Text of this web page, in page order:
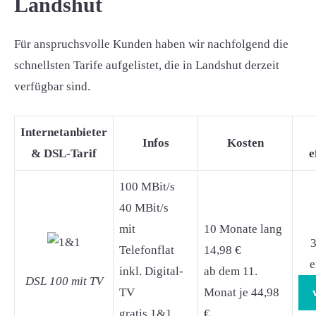
Für anspruchsvolle Kunden haben wir nachfolgend die
schnellsten Tarife aufgelistet, die in Landshut derzeit
verfügbar sind.
Internetanbieter
& DSL-Tarif
Infos Kosten
DSL 100 mit TV
100 MBit/s
40 MBit/s
mit
Telefonflat
inkl. Digital-
TV
gratis 1&1
10 Monate lang
14,98 €
ab dem 11.
Monat je 44,98
€